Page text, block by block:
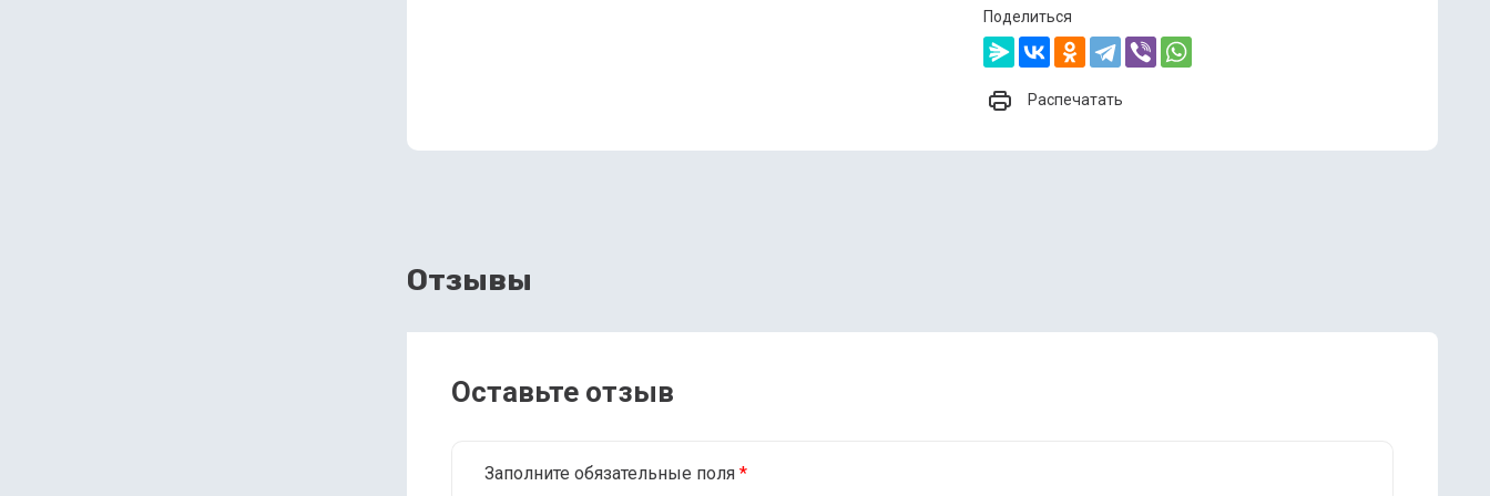
Поделиться
Распечатать
Отзывы
Оставьте отзыв
Заполните обязательные поля *